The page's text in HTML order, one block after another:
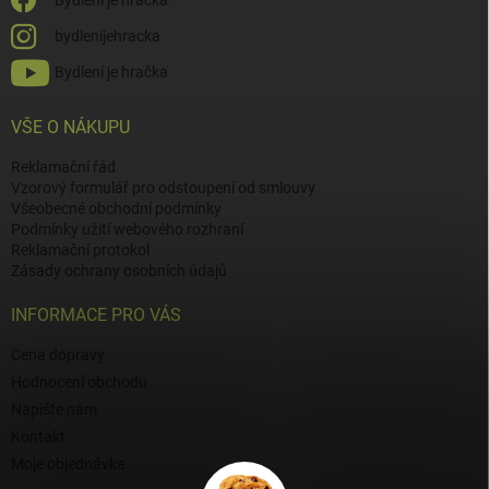
bydlenijehracka
Bydlení je hračka
VŠE O NÁKUPU
Reklamační řád
Vzorový formulář pro odstoupení od smlouvy
Všeobecné obchodní podmínky
Podmínky užití webového rozhraní
Reklamační protokol
INFORMACE PRO VÁS